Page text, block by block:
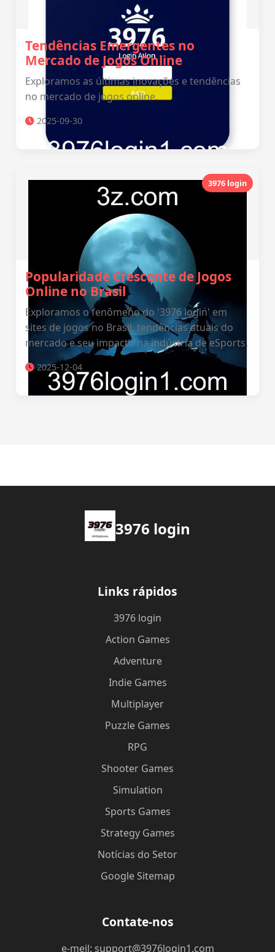
Tendências Emergentes no
Mercado de Jogos Online
Exploramos as últimas inovações e tendências
no mercado de jogos online.
2025-09-30
3976 login
Popularidade Crescente de Jogos
Online no Brasil
Exploramos o fenômeno do '3976 login' em
sites de jogos no Brasil, tendências atuais do
mercado e seu impacto na indústria de eSports.
2025-12-04
3976 login
Links rápidos
3976 login
Action Games
Adventure
Indie Games
Multiplayer
Puzzle Games
RPG
Shooter Games
Simulation
Sports Games
Strategy Games
Notícias do Setor
Google Sitemap
Contate-nos
e-meil: support@3976login1.com